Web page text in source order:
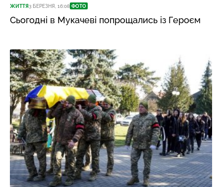
ЖИТТЯ3 БЕРЕЗНЯ, 16:08 ФОТО
Сьогодні в Мукачеві попрощались із Героєм